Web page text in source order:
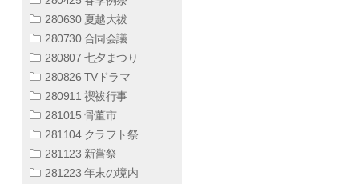
280630 夏越大祓
280730 合同会議
280807 七夕まつり
280826 TVドラマ
280911 禊祓行事
281015 骨董市
281104 クラフト祭
281123 新嘗祭
281223 年末の境内